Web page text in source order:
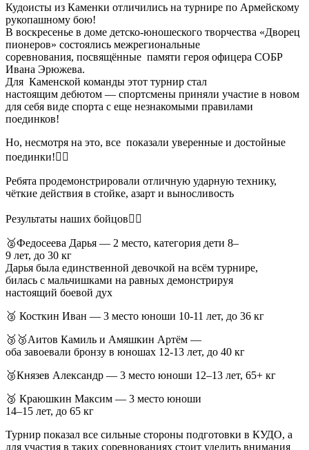
Кудоисты из Каменки отличились на турнире по Армейскому
рукопашному бою!
В воскресенье в доме детско-юношеского творчества «Дворец
пионеров» состоялись межрегиональные
соревнования, посвящённые памяти героя офицера СОБР
Ивана Эрюжева.
Для Каменской команды этот турнир стал
настоящим дебютом — спортсмены приняли участие в новом
для себя виде спорта с еще незнакомыми правилами
поединков!
Но, несмотря на это, все показали уверенные и достойные
поединки!☝🏻
Ребята продемонстрировали отличную ударную технику,
чёткие действия в стойке, азарт и выносливость
Результаты наших бойцов👇🏻
🥈Федосеева Дарья — 2 место, категория дети 8–
9 лет, до 30 кг
Дарья была единственной девочкой на всём турнире,
билась с мальчишками на равных демонстрируя
настоящий боевой дух
🥉 Косткин Иван — 3 место юноши 10-11 лет, до 36 кг
🥉🥉Аитов Камиль и Амяшкин Артём —
оба завоевали бронзу в юношах 12-13 лет, до 40 кг
🥉Князев Александр — 3 место юноши 12–13 лет, 65+ кг
🥉 Краюшкин Максим — 3 место юноши
14–15 лет, до 65 кг
Турнир показал все сильные стороны подготовки в КУДО, а
для участия в таких соревнованиях стоит уделить внимания